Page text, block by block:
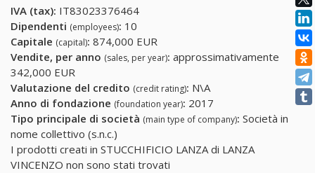
IVA (tax): IT83023376464
Dipendenti (employees): 10
Capitale (capital): 874,000 EUR
Vendite, per anno (sales, per year): approssimativamente
342,000 EUR
Valutazione del credito (credit rating): N\A
Anno di fondazione (foundation year): 2017
Tipo principale di società (main type of company): Società in
nome collettivo (s.n.c.)
I prodotti creati in STUCCHIFICIO LANZA di LANZA
VINCENZO non sono stati trovati